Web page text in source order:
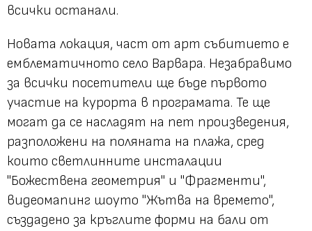
всички останали.
Новата локация, част от арт събитието е
емблематичното село Варвара. Незабравимо
за всички посетители ще бъде първото
участие на курорта в програмата. Те ще
могат да се насладят на пет произведения,
разположени на поляната на плажа, сред
които светлинните инсталации
"Божествена геометрия" и "Фрагменти",
видеомапинг шоуто "Жътва на времето",
създадено за кръглите форми на бали от